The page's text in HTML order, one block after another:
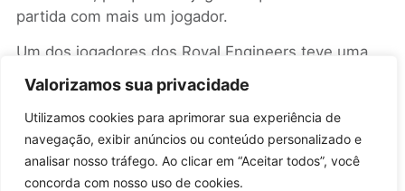
Valorizamos sua privacidade
Utilizamos cookies para aprimorar sua experiência de
navegação, exibir anúncios ou conteúdo personalizado e
analisar nosso tráfego. Ao clicar em “Aceitar todos”, você
concorda com nosso uso de cookies.
partida com mais um jogador.
Um dos jogadores dos Royal Engineers teve uma
lesão no pescoço, e como não havia regra de
substituição, eles tiveram que jogar com 10
jogadores até o final da partida.
Esta partida foi assistida por mais de duas mil
pessoas, e tornou-se um fenômeno nos anos